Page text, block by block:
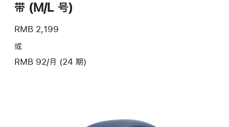
带 (M/L 号)
RMB 2,199
或
RMB 92/月 (24 期)